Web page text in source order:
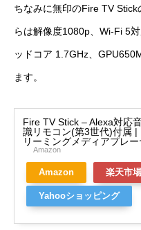
ちなみに無印のFire TV
らは解像度1080p、Wi-Fi 5
ッドコア 1.7GHz、
ます。
Fire TV Stick – Alexa対応
識リモコン(第3世代)付属 |
リーミングメディアプレー
Amazon
Amazon 楽天市場
Yahooショッピング